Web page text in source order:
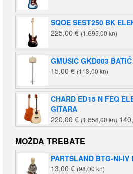
SQOE SEST250 BK
225,00 € (1.695,00 kn)
GMUSIC GKD003 BATIĆ
15,00 € (113,00 kn)
CHARD ED15 N FEQ
GITARA
220,00€ (1.658,00 kn)
je:
MOŽDA TREBATE
PARTSLAND BTG-NI-IV
13,00 € (98,00 kn)